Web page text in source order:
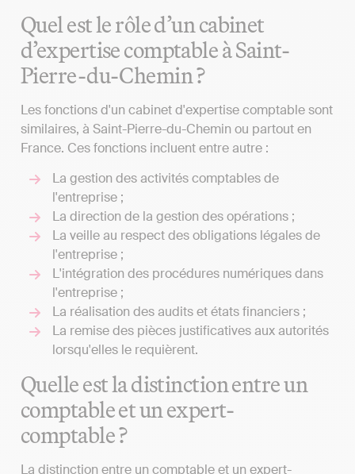
Quel est le rôle d’un cabinet
d’expertise comptable à Saint-
Pierre-du-Chemin ?
Les fonctions d'un cabinet d'expertise comptable sont
similaires, à Saint-Pierre-du-Chemin ou partout en
France. Ces fonctions incluent entre autre :
La gestion des activités comptables de
l'entreprise ;
La direction de la gestion des opérations ;
La veille au respect des obligations légales de
l'entreprise ;
L'intégration des procédures numériques dans
l'entreprise ;
La réalisation des audits et états financiers ;
La remise des pièces justificatives aux autorités
lorsqu'elles le requièrent.
Quelle est la distinction entre un
comptable et un expert-
comptable ?
La distinction entre un comptable et un expert-